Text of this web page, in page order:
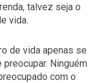
talvez seja o
vida.
de vida apenas se
Ninguém
com o